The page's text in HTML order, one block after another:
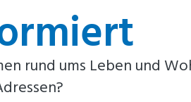
rund ums Leben und